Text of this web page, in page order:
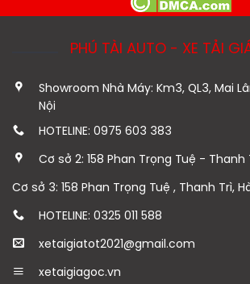
PHÚ TÀI AUTO - XE TẢI
Showroom Nhà Máy: Km3, QL3, Mai
Nội
HOTELINE: 0975 603 383
Cơ sở 2: 158 Phan Trọng Tuệ - Thanh
Cơ sở 3: 158 Phan Trọng Tuệ , Thanh Trì,
HOTELINE: 0325 011 588
xetaigiatot2021@gmail.com
xetaigiagoc.vn